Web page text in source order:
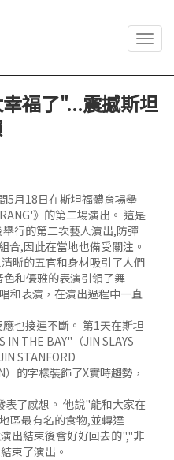
福了"...震撼斯坦
5月18日在斯坦福體育場舉
》的第二場演出。 這是
行的第二次藝人演出,防彈
合,因此在當地也備受關注。
晰的五官和身材吸引了人們
和優雅的表演引領了舞
和表演，在演出過程中一直
也接連不斷。 第1天在斯坦
IN THE BAY"（JIN SLAYS
STANFORD
的字樣裝飾了X實時趨勢，
了感想。 他說"能和大家在
區最有名的食物,並轉達
出結束後會好好回去的","非
束了演出。